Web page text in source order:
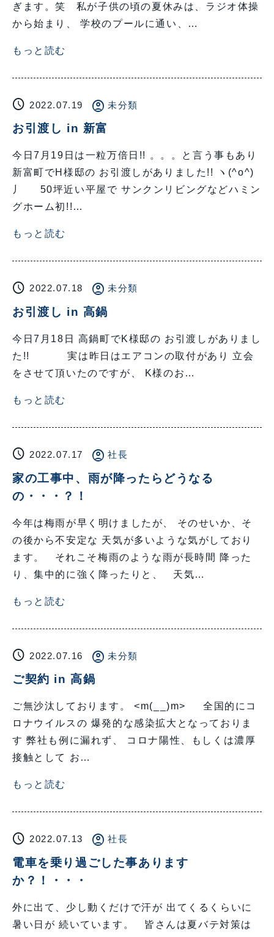
ぎます。笑 私が子供の頃の夏休みは、ラジオ体操
から始まり、 学校のプールに通い、…
もっと読む
schedule 2022.07.19 account_circle 未分類
お引渡し in 新富
今日7月19日は一粒万倍日!! 。。。と言う事もあり
新富町でH様邸の お引渡しがありました!! ヽ(^o^)
丿 50坪近い平屋で サンクンリビングなどハミン
グホーム初!!…
もっと読む
schedule 2022.07.18 account_circle 未分類
お引渡し in 高鍋
今日7月18日 高鍋町でK様邸の お引渡しがありまし
た!! 実は昨日はエアコンの取付があり 立会
をさせて頂いたのですが、 K様のお…
もっと読む
schedule 2022.07.17 account_circle 社長
家の工事中、雨が降ったらどうなる
の・・・？！
今年は梅雨が早く明けましたが、 そのせいか、そ
の後から不安定な 天気が多いような気がしており
ます。 それこそ梅雨のような雨が長時間 降った
り、集中的に強く降ったりと、 天気…
もっと読む
schedule 2022.07.16 account_circle 未分類
ご契約 in 高鍋
ご無沙汰しております。 <m(__)m> 全国的にコ
ロナウイルスの 爆発的な感染拡大となっておりま
す 弊社も例に漏れず、 コロナ陽性、もしくは濃厚
接触として お…
もっと読む
schedule 2022.07.13 account_circle 社長
電車を乗り過ごした事あります
か？！・・・
外に出て、少し動くだけで汗が 出てくるくらいに
暑い日が 続いています。 皆さんは夏バテ対策は